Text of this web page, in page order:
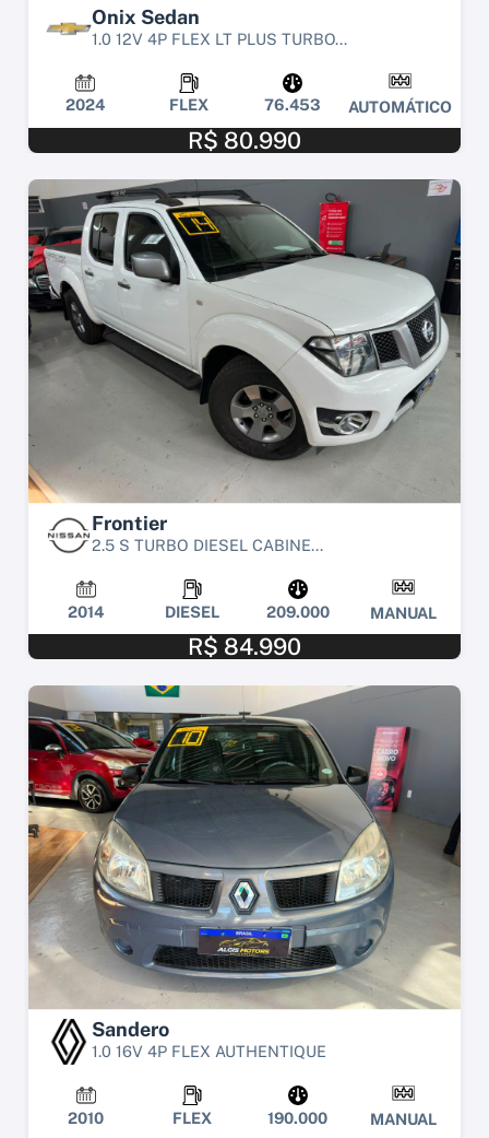
Onix Sedan
1.0 12V 4P FLEX LT PLUS TURBO...
2024 FLEX 76.453 AUTOMÁTICO
R$ 80.990
Frontier
2.5 S TURBO DIESEL CABINE...
2014 DIESEL 209.000 MANUAL
R$ 84.990
Sandero
1.0 16V 4P FLEX AUTHENTIQUE
2010 FLEX 190.000 MANUAL